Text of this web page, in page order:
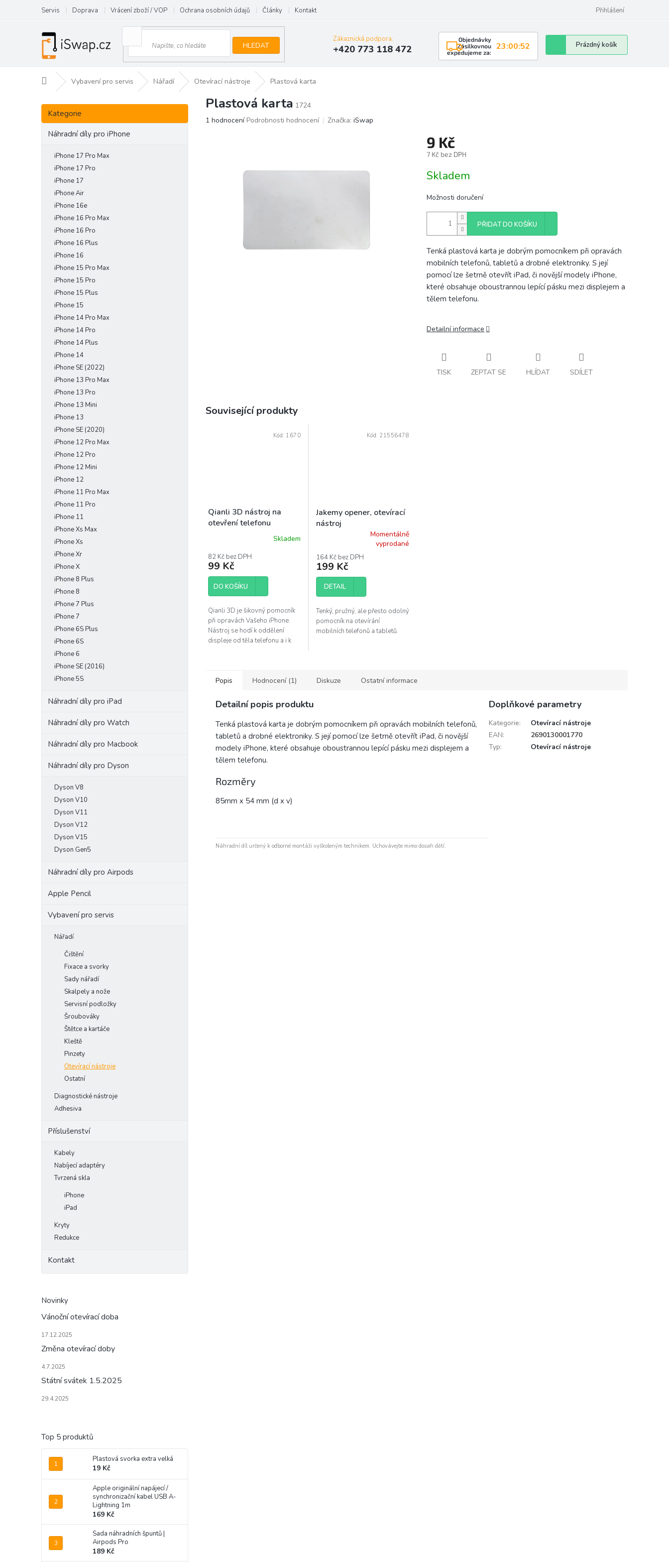
obsah
Servis Doprava Vrácení zboží / VOP Ochrana osobních údajů Články Kontakt Přihlášení
HLEDAT
Zákaznická podpora:
+420 773 118 472
Objednávky
Zásilkovnou
expedujeme za:
23:00:52
Nákupní
košík
Prázdný košík
Domů Vybavení pro servis Nářadí Otevírací nástroje Plastová karta
P
s
Přeskočit
kategorie
Kategorie
Náhradní díly pro iPhone
iPhone 17 Pro Max
iPhone 17 Pro
iPhone 17
iPhone Air
iPhone 16e
iPhone 16 Pro Max
iPhone 16 Pro
iPhone 16 Plus
iPhone 16
iPhone 15 Pro Max
iPhone 15 Pro
iPhone 15 Plus
iPhone 15
iPhone 14 Pro Max
iPhone 14 Pro
iPhone 14 Plus
iPhone 14
iPhone SE (2022)
iPhone 13 Pro Max
iPhone 13 Pro
iPhone 13 Mini
iPhone 13
iPhone SE (2020)
iPhone 12 Pro Max
iPhone 12 Pro
iPhone 12 Mini
iPhone 12
iPhone 11 Pro Max
iPhone 11 Pro
iPhone 11
iPhone Xs Max
iPhone Xs
iPhone Xr
iPhone X
iPhone 8 Plus
iPhone 8
iPhone 7 Plus
iPhone 7
iPhone 6S Plus
iPhone 6S
iPhone 6
iPhone SE (2016)
iPhone 5S
Náhradní díly pro iPad
Náhradní díly pro Watch
Náhradní díly pro Macbook
Náhradní díly pro Dyson
Dyson V8
Dyson V10
Dyson V11
Dyson V12
Dyson V15
Dyson Gen5
Náhradní díly pro Airpods
Apple Pencil
Vybavení pro servis
Nářadí
Čištění
Fixace a svorky
Sady nářadí
Skalpely a nože
Servisní podložky
Šroubováky
Štětce a kartáče
Kleště
Pinzety
Otevírací nástroje
Ostatní
Diagnostické nástroje
Adhesiva
Příslušenství
Kabely
Nabíjecí adaptéry
Tvrzená skla
iPhone
iPad
Kryty
Redukce
Kontakt
Novinky
Vánoční otevírací doba
17.12.2025
Změna otevírací doby
4.7.2025
Státní svátek 1.5.2025
29.4.2025
Top 5 produktů
Plastová svorka extra velká
19 Kč
Apple originální napájecí /
synchronizační kabel USB A-
Lightning 1m
169 Kč
Sada náhradních špuntů |
Airpods Pro
189 Kč
Plastová karta 1724
Průměrné
1 hodnocení Podrobnosti hodnocení Značka: iSwap
9 Kč
7 Kč bez DPH
cena:
Skladem
Možnosti doručení
PŘIDAT DO KOŠÍKU
Tenká plastová karta je dobrým pomocníkem při opravách
mobilních telefonů, tabletů a drobné elektroniky. S její
pomocí lze šetrně otevřít iPad, či novější modely iPhone,
které obsahuje oboustrannou lepící pásku mezi displejem a
tělem telefonu.
Detailní informace
TISK ZEPTAT SE HLÍDAT SDÍLET
Související produkty
Qianli 3D nástroj na
otevření telefonu
Skladem
82 Kč bez DPH
99 Kč
DO KOŠÍKU
Qianli 3D je šikovný pomocník
při opravách Vašeho iPhone.
Nástroj se hodí k oddělení
displeje od těla telefonu a i k
Kód: 1670
Jakemy opener, otevírací
nástroj
produktu
je
3,7
5
hvězdiček.
Momentálně
vyprodané
164 Kč bez DPH
199 Kč
DETAIL
Tenký, pružný, ale přesto odolný
pomocník na otevírání
mobilních telefonů a tabletů.
Kód: 21556478
Popis Hodnocení (1) Diskuze Ostatní informace
Detailní popis produktu
Tenká plastová karta je dobrým pomocníkem při opravách mobilních telefonů,
tabletů a drobné elektroniky. S její pomocí lze šetrně otevřít iPad, či novější
modely iPhone, které obsahuje oboustrannou lepící pásku mezi displejem a
tělem telefonu.
Rozměry
85mm x 54 mm (d x v)
Náhradní díl určený k odborné montáži vyškoleným technikem. Uchovávejte mimo dosah dětí.
Doplňkové parametry
Kategorie:
Otevírací nástroje
EAN:
2690130001770
Typ: Otevírací nástroje